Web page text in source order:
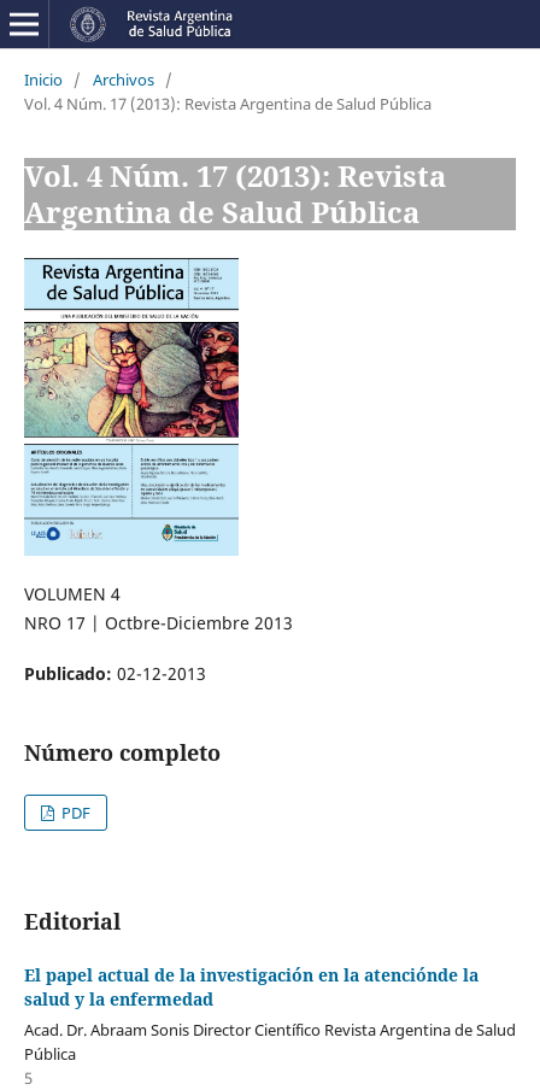
Inicio / Archivos /
Vol. 4 Núm. 17 (2013): Revista Argentina de Salud Pública
Vol. 4 Núm. 17 (2013): Revista
Argentina de Salud Pública
VOLUMEN 4
NRO 17 | Octbre-Diciembre 2013
Publicado: 02-12-2013
Número completo
PDF
Editorial
El papel actual de la investigación en la atenciónde la
salud y la enfermedad
Acad. Dr. Abraam Sonis Director Científico Revista Argentina de Salud
Pública
5